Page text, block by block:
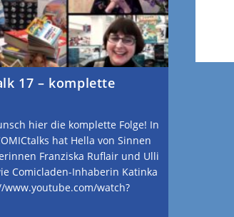
17 – komplette
hier die komplette Folge! In
hat Hella von Sinnen
Franziska Ruflair und Ulli
Comicladen-Inhaberin Katinka
www.youtube.com/watch?